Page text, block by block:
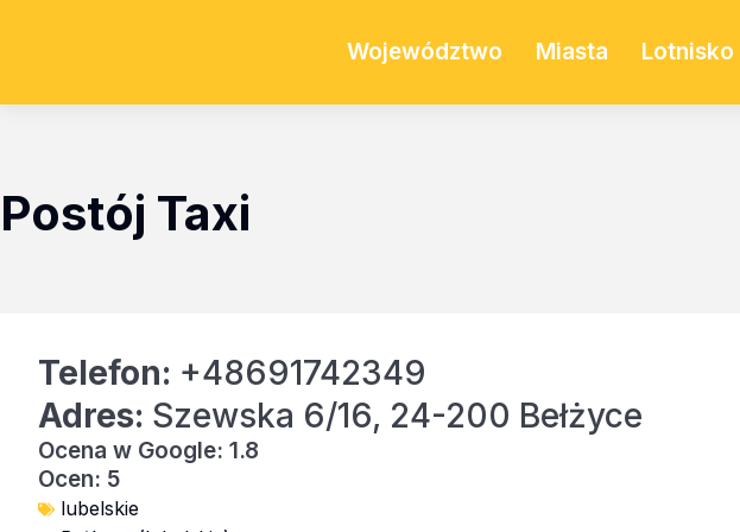
Województwo Miasta Lotnisko
Postój Taxi
Telefon: +48691742349
Adres: Szewska 6/16, 24-200 Bełżyce
Ocena w Google: 1.8
Ocen: 5
lubelskie